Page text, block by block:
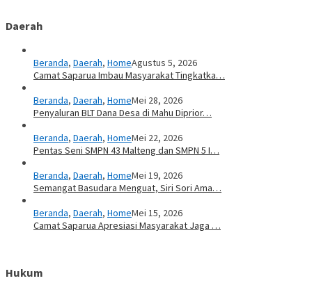
Daerah
Beranda, Daerah, HomeAgustus 5, 2026
Camat Saparua Imbau Masyarakat Tingkatka…
Beranda, Daerah, HomeMei 28, 2026
Penyaluran BLT Dana Desa di Mahu Diprior…
Beranda, Daerah, HomeMei 22, 2026
Pentas Seni SMPN 43 Malteng dan SMPN 5 I…
Beranda, Daerah, HomeMei 19, 2026
Semangat Basudara Menguat, Siri Sori Ama…
Beranda, Daerah, HomeMei 15, 2026
Camat Saparua Apresiasi Masyarakat Jaga …
Hukum